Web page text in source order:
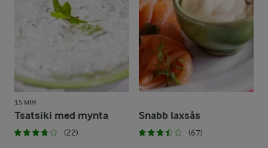
15 MIN
Tsatsiki med mynta
(22)
Snabb laxsås
(67)